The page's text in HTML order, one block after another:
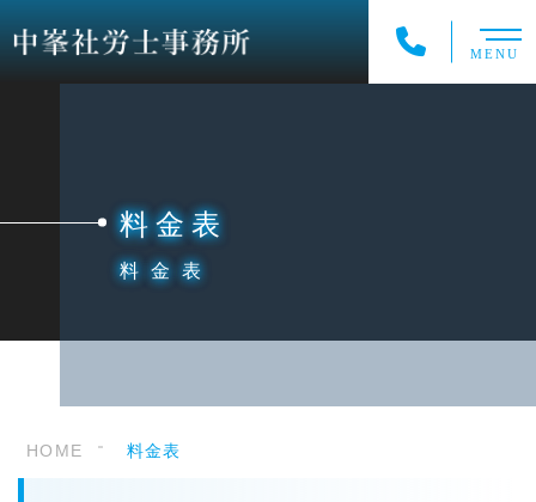
MENU
料金表
料金表
HOME 料金表